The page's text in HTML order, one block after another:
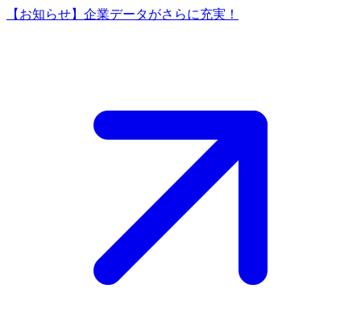
【お知らせ】企業データがさらに充実！